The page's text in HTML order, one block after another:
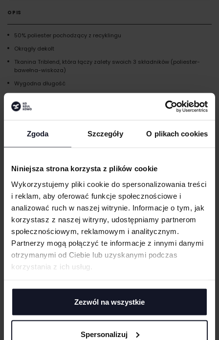
Zgoda Szczegóły O plikach cookies
Niniejsza strona korzysta z plików cookie
Wykorzystujemy pliki cookie do spersonalizowania treści
i reklam, aby oferować funkcje społecznościowe i
analizować ruch w naszej witrynie. Informacje o tym, jak
korzystasz z naszej witryny, udostępniamy partnerom
społecznościowym, reklamowym i analitycznym.
Partnerzy mogą połączyć te informacje z innymi danymi
otrzymanymi od Ciebie lub uzyskanymi podczas
korzystania z ich usług.
Zezwól na wszystkie
Spersonalizuj
OPIS
50% poliester pochodzący z recyklingu
Okrągły dekolt
Tkanina Triblend, która łączy zalety swoich 3 składników (poliester-
bawełna-wiskoza)
Wygodna długość
Szwy na karku i ramionach wzmocnione miękkim obszyciem
Rozwiązanie „B&C No Label” ułatwiające zmianę marki
Kupując ten produkt od B&C, wspierasz odpowiedzialną produkcję
dla wszystkich produktów na bazie bawełny w sposób zrównoważony.
*Ten produkt pochodzi z systemu bilansu masowego i dlatego może
nie zawierać Better Cotton
GRAMATURA I SKŁAD
PRANIE I PIELĘGNACJA
CERTYFIKATY
Haft komputerowy to technologia pozwalająca wykonywać zdobienia
wyniku otrzymujemy charakterystyczne, trójwymiarowe wzory.
TABELA ROZMIARÓW
UMIEJSCOWIENIE
WIELKOŚĆ
W:
cm
ANULUJ
DODAJ